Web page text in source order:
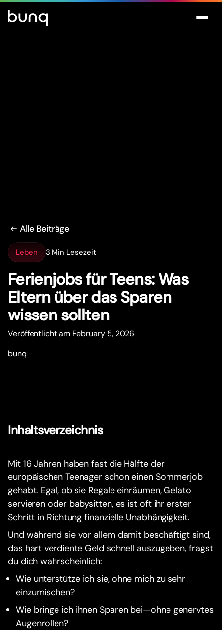
Alle Beiträge
Leben 3 Min Lesezeit
Ferienjobs für Teens: Was
Eltern über das Sparen
wissen sollten
Veröffentlicht am February 5, 2026
bunq
Inhaltsverzeichnis
Mit 16 Jahren haben fast die Hälfte der
europäischen Teenager schon einen Sommerjob
gehabt. Egal, ob sie Regale einräumen, Gelato
servieren oder babysitten, es ist oft ihr erster
Schritt in Richtung finanzielle Unabhängigkeit.
Und während sie vor allem damit beschäftigt sind,
das hart verdiente Geld schnell auszugeben, fragst
du dich wahrscheinlich:
Wie unterstütze ich sie, ohne mich zu sehr
einzumischen?
Wie bringe ich ihnen Sparen bei—ohne genervtes
Augenrollen?